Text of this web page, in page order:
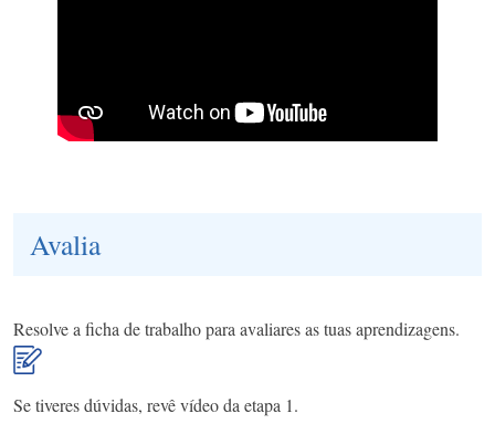
Avalia
Resolve a ficha de trabalho para avaliares as tuas aprendizagens.
Se tiveres dúvidas, revê vídeo da etapa 1.